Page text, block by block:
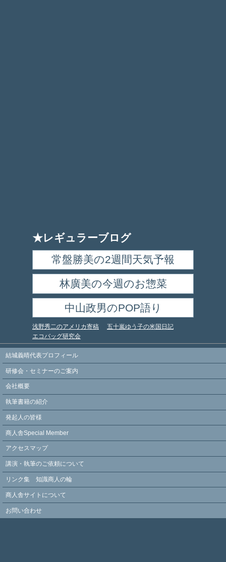
★レギュラーブログ
常盤勝美の2週間天気予報
林廣美の今週のお惣菜
浅野秀二のアメリカ寄稿 五十嵐ゆう子の米国日記
中山政男のPOP語り
エコバッグ研究会
結城義晴代表プロフィール
研修会・セミナーのご案内
会社概要
執筆書籍の紹介
発起人の皆様
商人舎Special Member
アクセスマップ
講演・執筆のご依頼について
リンク集 知識商人の輪
商人舎サイトについて
お問い合わせ